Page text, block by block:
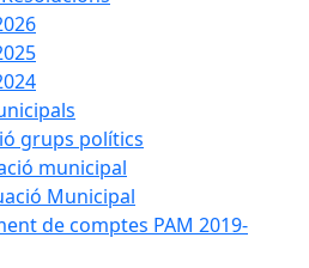
grups polítics
municipal
Municipal
de comptes PAM 2019-